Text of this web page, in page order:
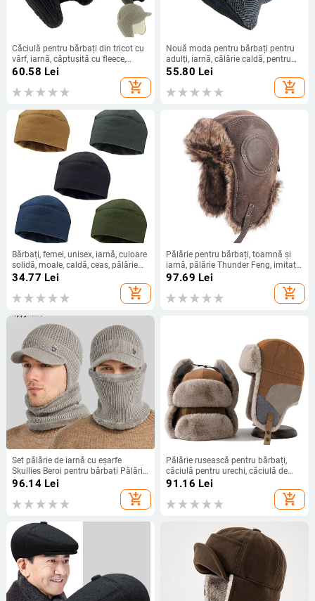
Căciulă pentru bărbați din tricot cu
vârf, iarnă, căptușită cu fleece,
căplărie căptușeală, căciulă pentru
urechi, căciuli de pluș pentru lucru
în aer liber
60.58 Lei
add_shopping_cart
Nouă moda pentru bărbați pentru
adulți, iarnă, călărie caldă, pentru
unisex, tricotate, ocazional, căciuli,
pălărie din bumbac, lână, marcă, în
aer liber, solide, vânzări
55.80 Lei
add_shopping_cart
Bărbați, femei, unisex, iarnă, culoare
solidă, moale, caldă, ceas, pălărie
polară, căciulă îngroșată, rezistentă
34.77 Lei
add_shopping_cart
Pălărie pentru bărbați, toamnă și
iarnă, pălărie Thunder Feng, imitație
de piele, în aer liber, rezistentă la
vânt, călărie, protecție pentru urechi,
pălărie caldă de pilot
97.69 Lei
add_shopping_cart
Set pălărie de iarnă cu eșarfe
Skullies Beroi pentru bărbați Pălărie
tricotată Femei Mască Gros
Balaclava Urechi Bonnet de lână
Tub pentru gât masculin
96.14Lei
add_shopping_cart
Pălărie rusească pentru bărbați,
căciulă pentru urechi, căciulă de
pilot, iarnă, cu îmbinare coreeană,
iepure artificială, Ushak, Bomber
Trapper, șapcă caldă îngroșată,
91.16 Lei
add_shopping_cart